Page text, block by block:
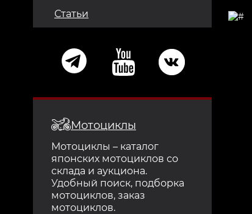
Статьи
Мотоциклы
Мотоциклы – каталог
японских мотоциклов со
склада и аукциона.
Удобный поиск, подборка
мотоциклов, заказ
мотоциклов.